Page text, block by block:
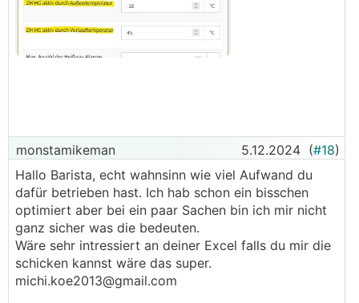
monstamikeman 5.12.2024 (#18)
Hallo Barista, echt wahnsinn wie viel Aufwand du
dafür betrieben hast. Ich hab schon ein bisschen
optimiert aber bei ein paar Sachen bin ich mir nicht
ganz sicher was die bedeuten.
Wäre sehr intressiert an deiner Excel falls du mir die
schicken kannst wäre das super.
michi.koe2013@gmail.com